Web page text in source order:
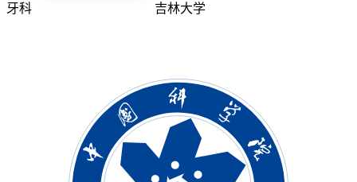
牙科 吉林大学